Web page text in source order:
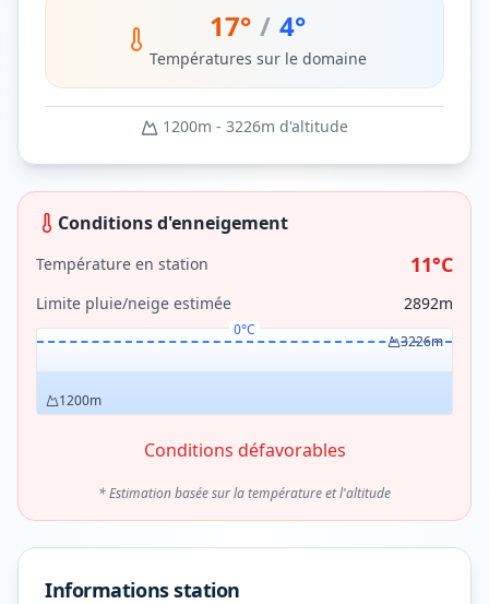
17° / 4°
Températures sur le domaine
1200m - 3226m d'altitude
Conditions d'enneigement
Température en station 11°C
Limite pluie/neige estimée 2892m
1200m
3226m
0°C
Conditions défavorables
* Estimation basée sur la température et l'altitude
Informations station